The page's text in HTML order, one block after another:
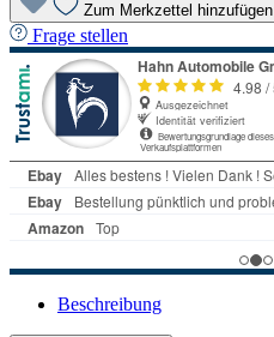
Zum Merkzettel hinzufügen
Frage stellen
Beschreibung